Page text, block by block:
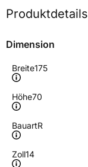
Produktdetails
Dimension
Breite175
Höhe70
BauartR
Zoll14